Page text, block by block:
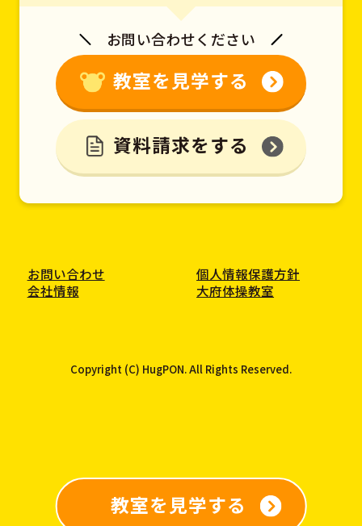
お問い合わせください
教室を見学する
資料請求をする
お問い合わせ
個人情報保護方針
会社情報
大府体操教室
Copyright (C) HugPON. All Rights Reserved.
教室を見学する